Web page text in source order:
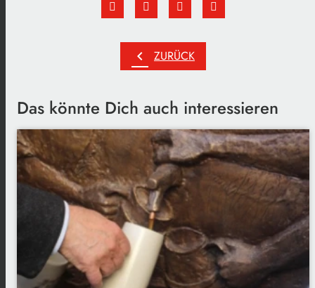
chevron_left ZURÜCK
Das könnte Dich auch interessieren